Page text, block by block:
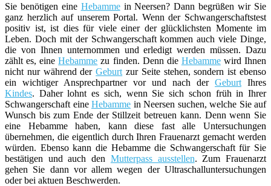
Sie benötigen eine Hebammein Neersen? Dann begrüßen wir Sie
ganz herzlich auf unserem Portal. Wenn der Schwangerschaftstest
positiv ist, ist dies für viele einer der glücklichsten Momente im
Leben. Doch mit der Schwangerschaft kommen auch viele Dinge,
die von Ihnen unternommen und erledigt werden müssen. Dazu
zählt es, eineHebamme zu finden. Denn die Hebammewird Ihnen
nicht nur während derGeburt zur Seite stehen, sondern ist ebenso
ein wichtiger Ansprechpartner vor und nach der Geburt Ihres
Kindes. Daher lohnt es sich, wenn Sie sich schon früh in Ihrer
Schwangerschaft eine Hebamme in Neersen suchen, welche Sie auf
Wunsch bis zum Ende der Stillzeit betreuen kann. Denn wenn Sie
eine Hebamme haben, kann diese fast alle Untersuchungen
übernehmen, die eigentlich durch Ihren Frauenarzt gemacht werden
würden. Ebenso kann die Hebamme die Schwangerschaft für Sie
bestätigen und auch den Mutterpass ausstellen. Zum Frauenarzt
gehen Sie dann vor allem wegen der Ultraschalluntersuchungen
oder bei aktuen Beschwerden.